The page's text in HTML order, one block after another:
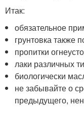
Итак:
обязательное
грунтовка также
пропитки
лаки различных
биологически
не забывайте о
предыдущего,